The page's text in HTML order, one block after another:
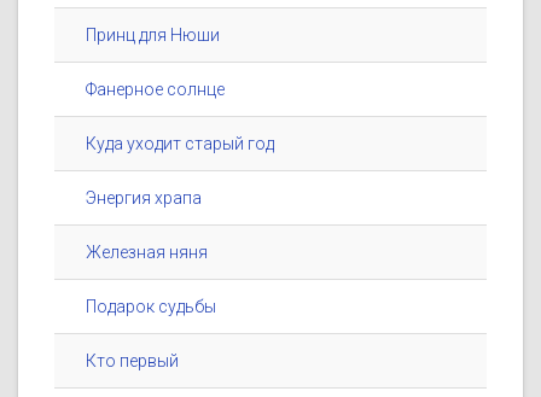
Принц для Нюши
Фанерное солнце
Куда уходит старый год
Энергия храпа
Железная няня
Подарок судьбы
Кто первый